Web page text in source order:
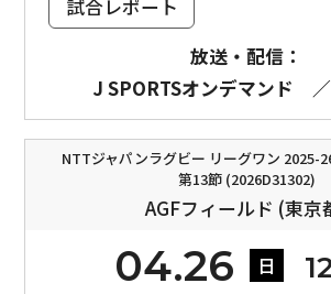
試合レポート
放送・配信：
J SPORTSオンデマンド
／
NTTジャパンラグビー リーグワン 2025-
第13節 (2026D31302)
AGFフィールド (東京
04.26 日